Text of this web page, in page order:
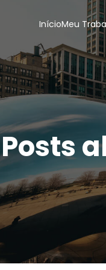
InícioMeu
Posts